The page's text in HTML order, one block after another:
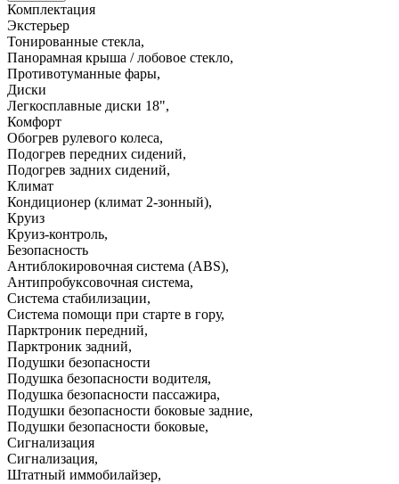
Комплектация
Экстерьер
Тонированные стекла,
Панорамная крыша / лобовое стекло,
Противотуманные фары,
Диски
Легкосплавные диски 18",
Комфорт
Обогрев рулевого колеса,
Подогрев передних сидений,
Подогрев задних сидений,
Климат
Кондиционер (климат 2-зонный),
Круиз
Круиз-контроль,
Безопасность
Антиблокировочная система (ABS),
Антипробуксовочная система,
Система стабилизации,
Система помощи при старте в гору,
Парктроник передний,
Парктроник задний,
Подушки безопасности
Подушка безопасности водителя,
Подушка безопасности пассажира,
Подушки безопасности боковые задние,
Подушки безопасности боковые,
Сигнализация
Сигнализация,
Штатный иммобилайзер,